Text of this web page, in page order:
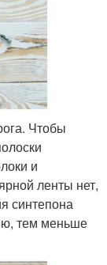
Чтобы
и
ленты нет,
синтепона
тем меньше